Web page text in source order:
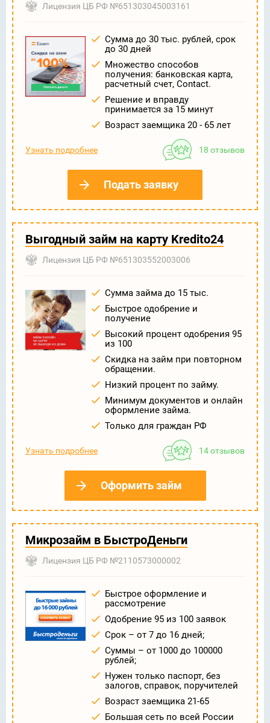
Лицензия ЦБ РФ №651303045003161
Сумма до 30 тыс. рублей, срок
до 30 дней
Множество способов
получения: банковская карта,
расчетный счет, Contact.
Решение и вправду
принимается за 15 минут
Возраст заемщика 20 - 65 лет
Узнать подробнее 18 отзывов
Подать заявку
Выгодный займ на карту Kredito24
Лицензия ЦБ РФ №651303552003006
Сумма займа до 15 тыс.
Быстрое одобрение и
получение
Высокий процент одобрения 95
из 100
Скидка на займ при повторном
обращении.
Низкий процент по займу.
Минимум документов и онлайн
оформление займа.
Только для граждан РФ
Узнать подробнее 14 отзывов
Оформить займ
Микрозайм в БыстроДеньги
Лицензия ЦБ РФ №2110573000002
Быстрое оформление и
рассмотрение
Одобрение 95 из 100 заявок
Срок – от 7 до 16 дней;
Суммы – от 1000 до 100000
рублей;
Нужен только паспорт, без
залогов, справок, поручителей
Возраст заемщика 21-65
Большая сеть по всей России